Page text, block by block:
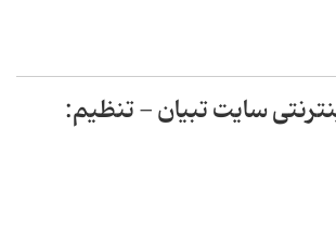
سایت تبیان - تنظیم: